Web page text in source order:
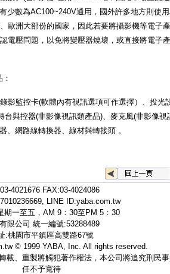
少數為AC100~240V通用，國外許多地方則使
歐洲大部份的國家，因此若要將攝影機等電子產
電壓問題，以免將變壓器燒壞，或直接將電子產
影監控卡(軟體內有視訊選項可作選擇）、投光
台與控器(非影像視訊類產品)、麥克風(非影像視
、網路線轉換器、線材與轉接頭 。
03-4021676 FAX:03-4024086
LINE ID:yaba.com.tw
期一至五，AM 9：30至PM 5：30
限公司 統一編號:53288489
:桃園市平鎮區高雙路67號
© 1999 YABA, Inc. All rights reserved.
載、重製將觸犯著作權法，本公司將追究刑民
任不予寬待